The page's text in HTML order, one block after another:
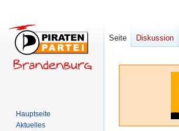
Seite Diskussion
Hauptseite
Aktuelles